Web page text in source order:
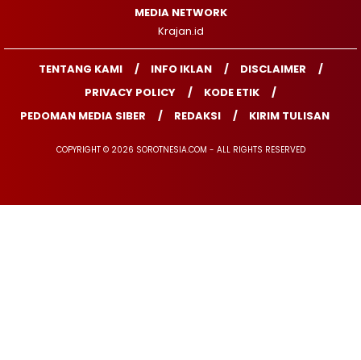
MEDIA NETWORK
Krajan.id
TENTANG KAMI INFO IKLAN
DISCLAIMER
PRIVACY POLICY
KODE ETIK
PEDOMAN MEDIA SIBER
REDAKSI KIRIM TULISAN
COPYRIGHT © 2026 SOROTNESIA.COM - ALL RIGHTS RESERVED